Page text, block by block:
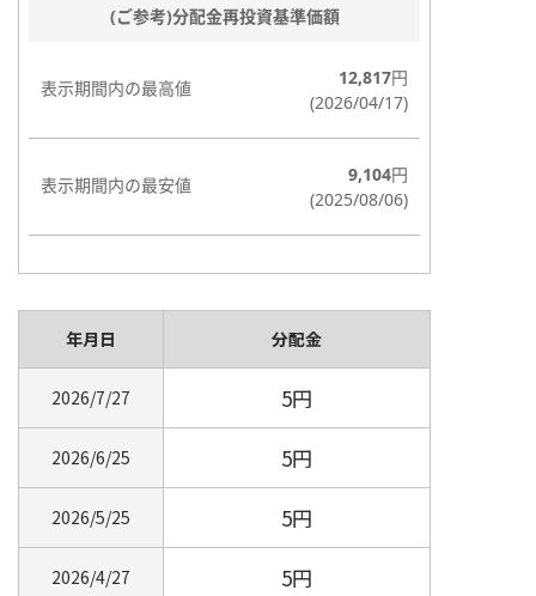
年月日 分配金
2026/7/27 5円
2026/6/25 5円
2026/5/25 5円
2026/4/27 5円